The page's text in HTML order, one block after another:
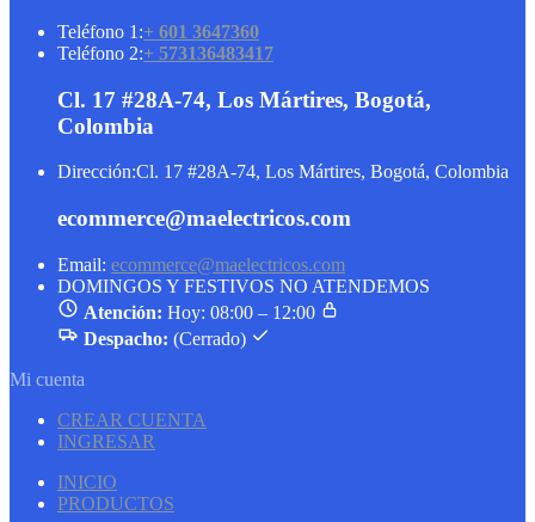
Teléfono 1:+ 601 3647360
Teléfono 2:+ 573136483417
Cl. 17 #28A-74, Los Mártires, Bogotá,
Colombia
Dirección:Cl. 17 #28A-74, Los Mártires, Bogotá, Colombia
ecommerce@maelectricos.com
Email: ecommerce@maelectricos.com
DOMINGOS Y FESTIVOS NO ATENDEMOS
Atención: Hoy: 08:00 – 12:00
Despacho: (Cerrado)
Mi cuenta
CREAR CUENTA
INGRESAR
INICIO
PRODUCTOS